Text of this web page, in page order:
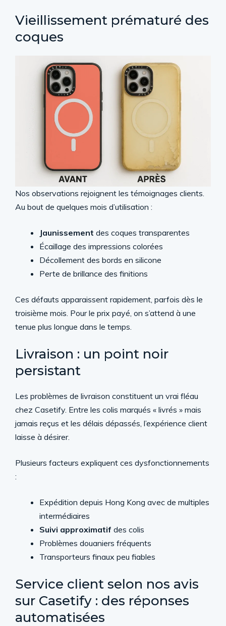
Vieillissement prématuré des
coques
Nos observations rejoignent les témoignages clients.
Au bout de quelques mois d’utilisation :
Jaunissement des coques transparentes
Écaillage des impressions colorées
Décollement des bords en silicone
Perte de brillance des finitions
Ces défauts apparaissent rapidement, parfois dès le
troisième mois. Pour le prix payé, on s’attend à une
tenue plus longue dans le temps.
Livraison : un point noir
persistant
Les problèmes de livraison constituent un vrai fléau
chez Casetify. Entre les colis marqués « livrés » mais
jamais reçus et les délais dépassés, l’expérience client
laisse à désirer.
Plusieurs facteurs expliquent ces dysfonctionnements
:
Expédition depuis Hong Kong avec de multiples
intermédiaires
Suivi approximatif des colis
Problèmes douaniers fréquents
Transporteurs finaux peu fiables
Service client selon nos avis
sur Casetify : des réponses
automatisées